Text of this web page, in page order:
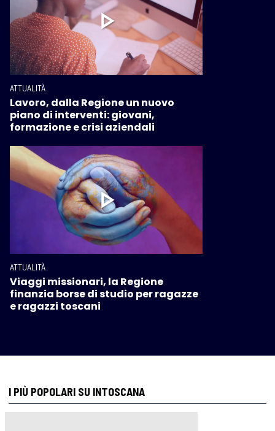
ATTUALITÀ
Lavoro, dalla Regione un nuovo
piano di interventi: giovani,
formazione e crisi aziendali
ATTUALITÀ
Viaggi missionari, la Regione
finanzia borse di studio per ragazze
e ragazzi toscani
I PIÙ POPOLARI SU INTOSCANA